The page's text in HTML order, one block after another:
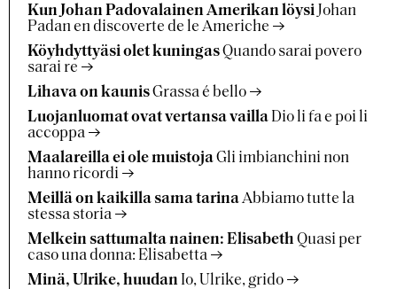
Kun Johan Padovalainen Amerikan löysiJohan
Padan en discoverte de le Americhe
Köyhdyttyäsi olet kuningasQuando sarai povero
sarai re
Lihava on kaunisGrassa é bello
Luojanluomat ovat vertansa vailla Dio li fa e poi li
accoppa
Maalareilla ei ole muistojaGli imbianchini non
hanno ricordi
Meillä on kaikilla sama tarinaAbbiamo tutte la
stessa storia
Melkein sattumalta nainen: Elisabeth Quasi per
caso una donna: Elisabetta
Minä, Ulrike, huudan Io, Ulrike, grido